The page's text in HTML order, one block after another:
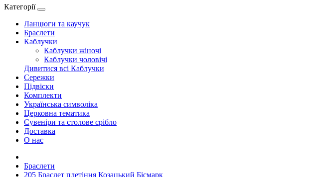
Категорії
Ланцюги та каучук
Браслети
Каблучки
Каблучки жіночі
Каблучки чоловічі
Дивитися всі Каблучки
Сережки
Підвіски
Комплекти
Українська символiка
Церковна тематика
Сувеніри та столове срібло
Доставка
О нас
Браслети
205 Браслет плетіння Козацький Бісмарк